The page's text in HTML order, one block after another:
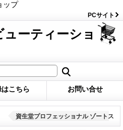
ップ
PCサイト
ーティーショ
こちら お問い合せ
資生堂プロフェッショナル ゾートス